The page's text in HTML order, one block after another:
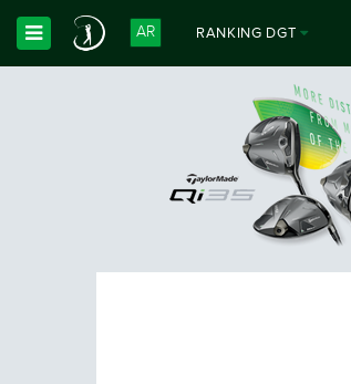
Toggle Dropdown
AR RANKING DGT